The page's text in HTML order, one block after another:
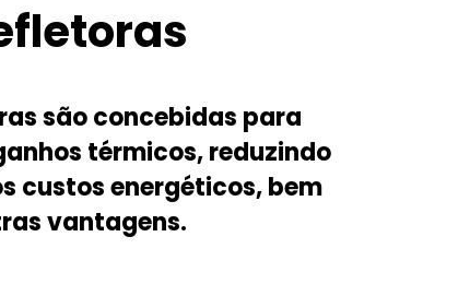
são concebidas para
térmicos, reduzindo
custos energéticos, bem
vantagens.